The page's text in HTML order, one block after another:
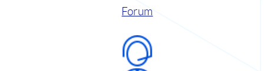
Forum